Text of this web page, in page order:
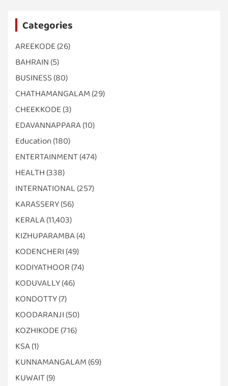
Categories
AREEKODE (26)
BAHRAIN (5)
BUSINESS (80)
CHATHAMANGALAM (29)
CHEEKKODE (3)
EDAVANNAPPARA(10)
Education (180)
ENTERTAINMENT(474)
HEALTH (338)
INTERNATIONAL (257)
KARASSERY(56)
KERALA(11,403)
KIZHUPARAMBA(4)
KODENCHERI (49)
KODIYATHOOR (74)
KODUVALLY(46)
KONDOTTY(7)
KOODARANJI (50)
KOZHIKODE (716)
KSA(1)
KUNNAMANGALAM (69)
KUWAIT(9)